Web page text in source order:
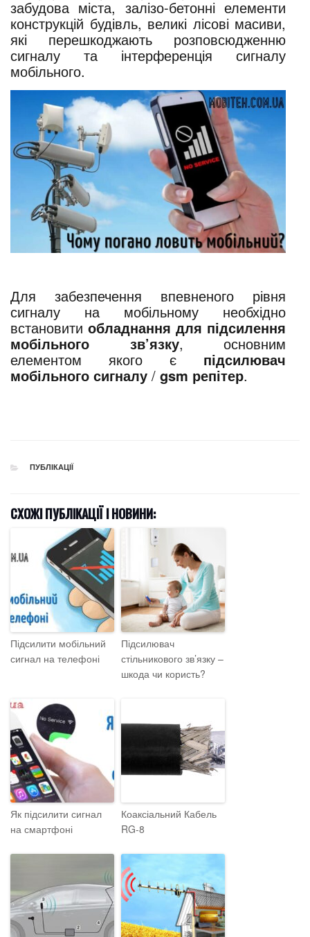
забудова міста, залізо-бетонні елементи
конструкцій будівль, великі лісові масиви,
які перешкоджають розповсюдженню
сигналу та інтерференція сигналу
мобільного.
Для забезпечення впевненого рівня
сигналу на мобільному необхідно
встановити обладнання для підсилення
мобільного зв’язку, основним
елементом якого є підсилювач
мобільного сигналу / gsm репітер.
CATEGORIES
ПУБЛІКАЦІЇ
СХОЖІ ПУБЛІКАЦІЇ І НОВИНИ:
Підсилити мобільний
сигнал на телефоні
Підсилювач
стільникового зв’язку –
шкода чи користь?
Як підсилити сигнал
на смартфоні
Коаксіальний Кабель
RG-8